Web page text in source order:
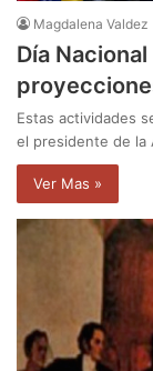
Magdalena Valdez
Día
Estas actividades
el presidente de la
Ver Mas »